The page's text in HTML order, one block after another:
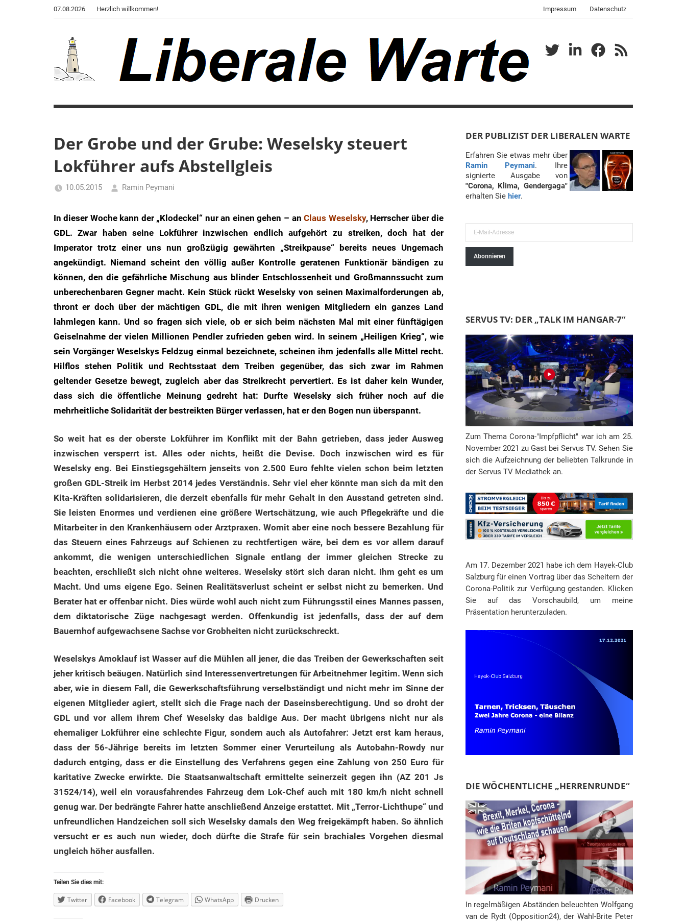
07.08.2026 Herzlich willkommen! Impressum Datenschutz
Liberale
Blog
von
"Corona,
Klima,
Gendergaga",
"Weltchaos",
Untergangs",
"Hexenjagd",
"Das
Grauen"
und
"Spukschloss
Deutschland"
TwitterLinkedInFacebook
RSS
Der Grobe und der Grube: Weselsky steuert
Lokführer aufs Abstellgleis
10.05.2015
Ramin Peymani
In dieser Woche kann der „Klodeckel“ nur an einen gehen – anClaus Weselsky, Herrscher über die
GDL. Zwar haben seine Lokführer inzwischen endlich aufgehört zu streiken, doch hat der
Imperator trotz einer uns nun großzügig gewährten „Streikpause“ bereits neues Ungemach
angekündigt. Niemand scheint den völlig außer Kontrolle geratenen Funktionär bändigen zu
können, den die gefährliche Mischung aus blinder Entschlossenheit und Großmannssucht zum
unberechenbaren Gegner macht. Kein Stück rückt Weselsky von seinen Maximalforderungen ab,
thront er doch über der mächtigen GDL, die mit ihren wenigen Mitgliedern ein ganzes Land
lahmlegen kann. Und so fragen sich viele, ob er sich beim nächsten Mal mit einer fünftägigen
Geiselnahme der vielen Millionen Pendler zufrieden geben wird. In seinem „Heiligen Krieg“, wie
sein Vorgänger Weselskys Feldzug einmal bezeichnete, scheinen ihm jedenfalls alle Mittel recht.
Hilflos stehen Politik und Rechtsstaat dem Treiben gegenüber, das sich zwar im Rahmen
geltender Gesetze bewegt, zugleich aber das Streikrecht pervertiert. Es ist daher kein Wunder,
dass sich die öffentliche Meinung gedreht hat: Durfte Weselsky sich früher noch auf die
mehrheitliche Solidarität der bestreikten Bürger verlassen, hat er den Bogen nun überspannt.
So weit hat es der oberste Lokführer im Konflikt mit der Bahn getrieben, dass jeder Ausweg
inzwischen versperrt ist. Alles oder nichts, heißt die Devise. Doch inzwischen wird es für
Weselsky eng. Bei Einstiegsgehältern jenseits von 2.500 Euro fehlte vielen schon beim letzten
großen GDL-Streik im Herbst 2014 jedes Verständnis. Sehr viel eher könnte man sich da mit den
Kita-Kräften solidarisieren, die derzeit ebenfalls für mehr Gehalt in den Ausstand getreten sind.
Sie leisten Enormes und verdienen eine größere Wertschätzung, wie auch Pflegekräfte und die
Mitarbeiter in den Krankenhäusern oder Arztpraxen. Womit aber eine noch bessere Bezahlung für
das Steuern eines Fahrzeugs auf Schienen zu rechtfertigen wäre, bei dem es vor allem darauf
ankommt, die wenigen unterschiedlichen Signale entlang der immer gleichen Strecke zu
beachten, erschließt sich nicht ohne weiteres. Weselsky stört sich daran nicht. Ihm geht es um
Macht. Und ums eigene Ego. Seinen Realitätsverlust scheint er selbst nicht zu bemerken. Und
Berater hat er offenbar nicht. Dies würde wohl auch nicht zum Führungsstil eines Mannes passen,
dem diktatorische Züge nachgesagt werden. Offenkundig ist jedenfalls, dass der auf dem
Bauernhof aufgewachsene Sachse vor Grobheiten nicht zurückschreckt.
Weselskys Amoklauf ist Wasser auf die Mühlen all jener, die das Treiben der Gewerkschaften seit
jeher kritisch beäugen. Natürlich sind Interessenvertretungen für Arbeitnehmer legitim. Wenn sich
aber, wie in diesem Fall, die Gewerkschaftsführung verselbständigt und nicht mehr im Sinne der
eigenen Mitglieder agiert, stellt sich die Frage nach der Daseinsberechtigung. Und so droht der
GDL und vor allem ihrem Chef Weselsky das baldige Aus. Der macht übrigens nicht nur als
ehemaliger Lokführer eine schlechte Figur, sondern auch als Autofahrer: Jetzt erst kam heraus,
dass der 56-Jährige bereits im letzten Sommer einer Verurteilung als Autobahn-Rowdy nur
dadurch entging, dass er die Einstellung des Verfahrens gegen eine Zahlung von 250 Euro für
karitative Zwecke erwirkte. Die Staatsanwaltschaft ermittelte seinerzeit gegen ihn (AZ 201 Js
31524/14), weil ein vorausfahrendes Fahrzeug dem Lok-Chef auch mit 180 km/h nicht schnell
genug war. Der bedrängte Fahrer hatte anschließend Anzeige erstattet. Mit „Terror-Lichthupe“ und
unfreundlichen Handzeichen soll sich Weselsky damals den Weg freigekämpft haben. So ähnlich
versucht er es auch nun wieder, doch dürfte die Strafe für sein brachiales Vorgehen diesmal
ungleich höher ausfallen.
Teilen Sie dies mit:
Twitter Facebook Telegram WhatsApp Drucken
DER PUBLIZIST DER LIBERALEN WARTE
Erfahren Sie etwas mehr über
Ramin Peymani. Ihre
signierte Ausgabe von
"Corona, Klima, Gendergaga"
erhalten Sie hier.
-
-
A
d
r
e
s
s
Abonnieren
SERVUS TV: DER „TALK IM HANGAR-7“
Zum Thema Corona-"Impfpflicht" war ich am 25.
November 2021 zu Gast bei Servus TV. Sehen Sie
sich die Aufzeichnung der beliebten Talkrunde in
der Servus TV Mediathek an.
Am 17. Dezember 2021 habe ich dem Hayek-Club
Salzburg für einen Vortrag über das Scheitern der
Corona-Politik zur Verfügung gestanden. Klicken
Sie auf das Vorschaubild, um meine
Präsentation herunterzuladen.
DIE WÖCHENTLICHE „HERRENRUNDE“
In regelmäßigen Abständen beleuchten Wolfgang
van de Rydt (Opposition24), der Wahl-Brite Peter